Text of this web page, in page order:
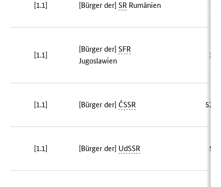
[1.1] [Bürger der]SR Rumänien
[1.1]
[Bürger der]SFR
Jugoslawien
33
[1.1] [Bürger der] ČSSR 520
[1.1] [Bürger der] UdSSR 56